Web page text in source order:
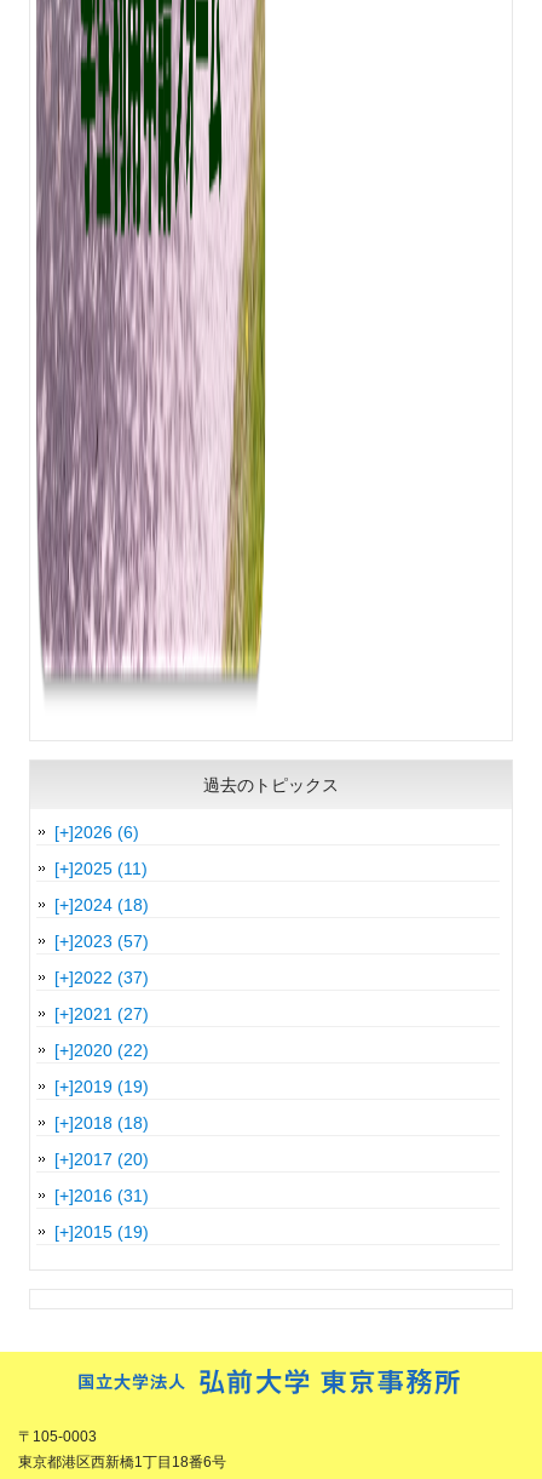
過去のトピックス
[+]2026 (6)
[+]2025 (11)
[+]2024 (18)
[+]2023 (57)
[+]2022 (37)
[+]2021 (27)
[+]2020 (22)
[+]2019 (19)
[+]2018 (18)
[+]2017 (20)
[+]2016 (31)
[+]2015 (19)
〒105-0003
東京都港区西新橋1丁目18番6号